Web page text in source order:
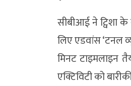
सीबीआई ने ट्विशा
लिए एडवांस ‘टनल
मिनट टाइमलाइन
एक्टिविटी को